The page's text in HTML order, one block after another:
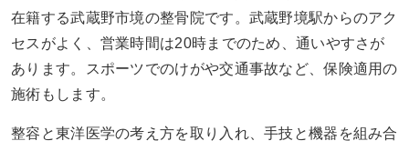
在籍する武蔵野市境の整骨院です。武蔵野境駅からのアク
セスがよく、営業時間は20時までのため、通いやすさが
あります。スポーツでのけがや交通事故など、保険適用の
施術もします。
整容と東洋医学の考え方を取り入れ、手技と機器を組み合